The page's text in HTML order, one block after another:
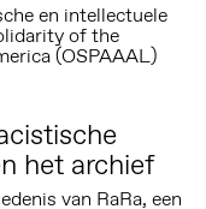
en intellectuele
of the
(OSPAAAL)
het archief
van RaRa, een